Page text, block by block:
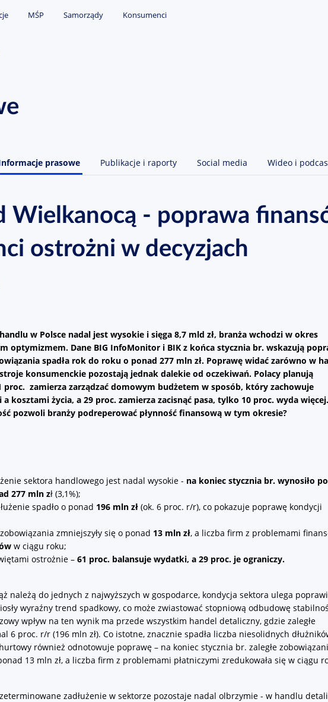
MŚP Samorządy Konsumenci
prasowe Publikacje i raporty Social media Wideo i
Wielkanocą - poprawa
ostrożni w decyzjach
w Polsce nadal jest wysokie i sięga 8,7 mld zł, branża wchodzi w okres
optymizmem. Dane BIG InfoMonitor i BIK z końca stycznia br. wskazują
spadła rok do roku o ponad 277 mln zł. Poprawę widać zarówno w
konsumenckie pozostają jednak dalekie od oczekiwań. Polacy planują
proc. zamierza zarządzać domowym budżetem w sposób, który zachowuje
kosztami życia, a 29 proc. zamierza zacisnąć pasa, tylko 10 proc. wyda
pozwoli branży podreperować płynność finansową w tym okresie?
sektora handlowego jest nadal wysokie - na koniec stycznia br. wynosiło
277 mln zł (3,1%);
spadło o ponad 196 mln zł (ok. 6 proc. r/r), co pokazuje poprawę kondycji
zmniejszyły się o ponad 13 mln zł, a liczba firm z problemami
w ciągu roku;
ostrożnie – 61 proc. balansuje wydatki, a 29 proc. je ograniczy.
należą do jednych z najwyższych w gospodarce, kondycja sektora ulega
wyraźny trend spadkowy, co może zwiastować stopniową odbudowę
wpływ na ten wynik ma przede wszystkim handel detaliczny, gdzie zaległe
6 proc. r/r (196 mln zł). Co istotne, znacznie spadła liczba niesolidnych
również odnotowuje poprawę – na koniec stycznia br. zaległe
13 mln zł, a liczba firm z problemami płatniczymi zredukowała się w ciągu
zadłużenie w sektorze pozostaje nadal olbrzymie - w handlu